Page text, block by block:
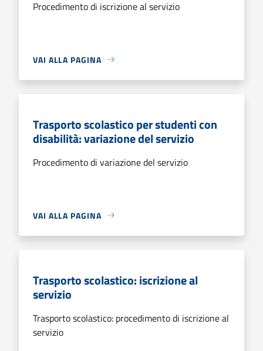
Procedimento di iscrizione al servizio
VAI ALLA PAGINA
Trasporto scolastico per studenti con
disabilità: variazione del servizio
Procedimento di variazione del servizio
VAI ALLA PAGINA
Trasporto scolastico: iscrizione al
servizio
Trasporto scolastico: procedimento di iscrizione al
servizio